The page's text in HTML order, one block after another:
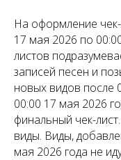
На оформление чек-
17 мая 2026 по
листов
записей песен и
новых видов после
00:00 17 мая 2026
финальный чек-
виды. Виды,
мая 2026 года не